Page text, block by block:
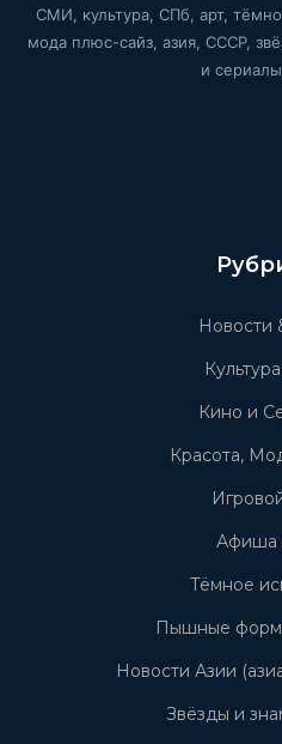
СМИ, культура, СПб, арт,
мода плюс-сайз, азия, СССР,
и
Кино и
Красота,
Афиша
Тёмное
Пышные
Новости Азии
Звёзды и